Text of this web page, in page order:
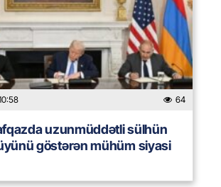
64
uzunmüddətli sülhün
göstərən mühüm siyasi